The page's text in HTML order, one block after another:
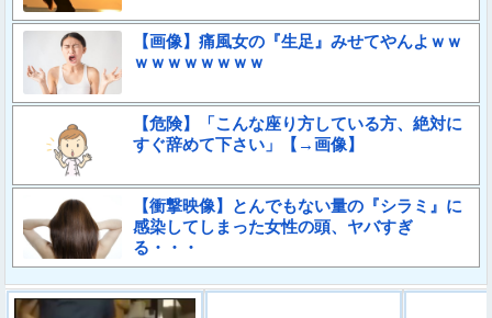
【画像】痛風女の『生足』みせてやんよｗｗ
ｗｗｗｗｗｗｗｗ
【危険】「こんな座り方している方、絶対に
すぐ辞めて下さい」【→画像】
【衝撃映像】とんでもない量の『シラミ』に
感染してしまった女性の頭、ヤバすぎ
る・・・